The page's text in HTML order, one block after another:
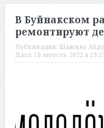
В Буйнакском
ремонтируют
Публикация: Шамиль
Дата: 18 августа, 2022 в